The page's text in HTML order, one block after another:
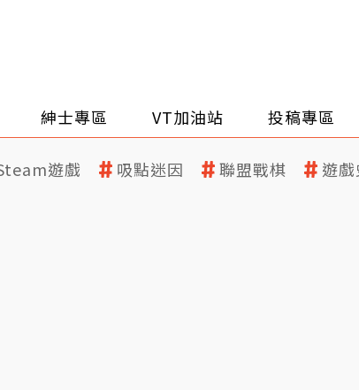
紳士專區 VT加油站 投稿專區
遊戲 吸點迷因 聯盟戰棋 遊